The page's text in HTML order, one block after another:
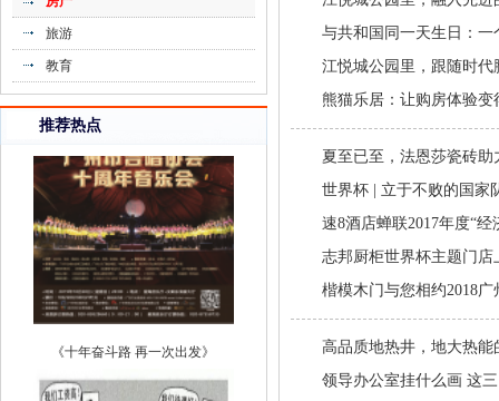
旅游
教育
推荐热点
《班尼豆童装展示新时代童装的优势》
与共和国同一天生日：
江悦城公园里，跟随时
熊猫乐居：让购房体验变
夏至已至，法恩莎瓷砖
世界杯 | 立于不败的国家
速8酒店蝉联2017年度“
志邦厨柜世界杯主题门
楷模木门与您相约2018广
高品质地热井，地大热
领导办公室挂什么画 这